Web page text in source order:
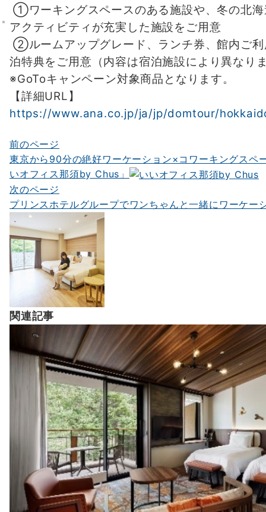
①ワーキングスペースのある施設や、冬の北海
アクティビティが充実した施設をご用意
②ルームアップグレード、ランチ券、館内ご利
泊特典をご用意（内容は宿泊施設により異なり
※GoToキャンペーン対象商品となります。
【詳細URL】
https://www.ana.co.jp/ja/jp/domtour/
投
稿
ナ
ビ
ゲ
ー
シ
ン
前のページ
東京から90分の絶好ワーケーション×コワーキングスペ
いオフィス那須by Chus」
次のページ
プリンスホテルグループでワンちゃんと一緒にワーケー
関連記事